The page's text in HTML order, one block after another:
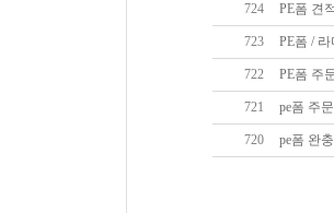
724 PE폼 견
723 PE폼 /
722 PE폼 주
721 pe폼 주
720 pe폼 완